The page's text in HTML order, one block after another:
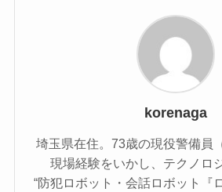
korenaga
埼玉県在住。73歳の現役警備員
現場経験をいかし、テクノロ
“防犯ロボット・会話ロボット『